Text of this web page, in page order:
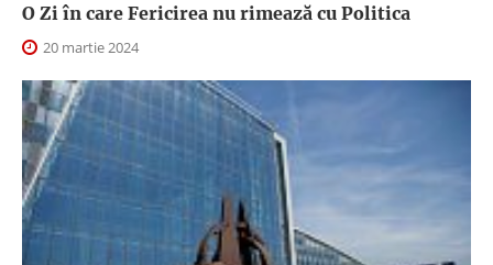
O Zi în care Fericirea nu rimează cu Politica
20 martie 2024